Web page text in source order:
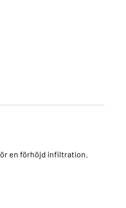
en förhöjd infiltration.